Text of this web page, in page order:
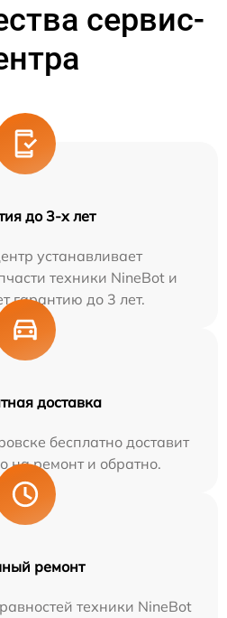
сервис-
до 3-х лет
устанавливает
техники NineBot и
гарантию до 3 лет.
доставка
бесплатно доставит
на ремонт и обратно.
ремонт
техники NineBot